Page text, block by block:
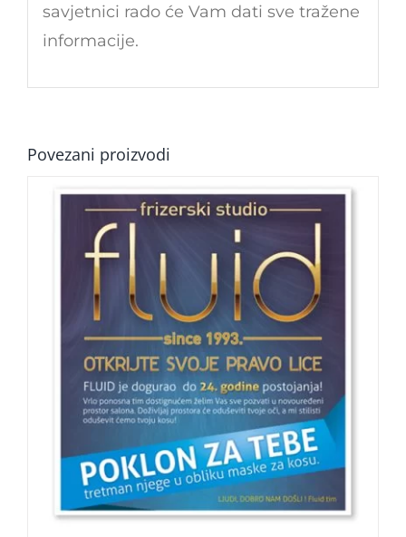
savjetnici rado će Vam dati sve tražene
informacije.
Povezani proizvodi